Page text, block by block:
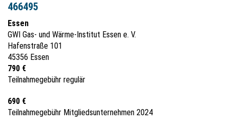
466495
Essen
GWI Gas- und Wärme-Institut Essen e. V.
Hafenstraße 101
45356 Essen
790 €
Teilnahmegebühr regulär
690 €
Teilnahmegebühr Mitgliedsunternehmen 2024